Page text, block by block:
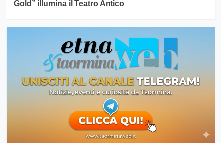
Gold” illumina il Teatro Antico